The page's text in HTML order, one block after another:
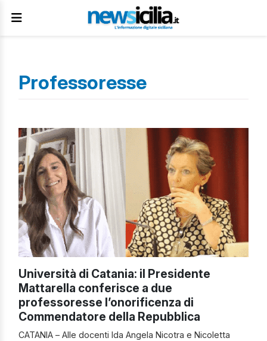
Professoresse
Università di Catania: il Presidente
Mattarella conferisce a due
professoresse l’onorificenza di
Commendatore della Repubblica
CATANIA – Alle docenti Ida Angela Nicotra e Nicoletta